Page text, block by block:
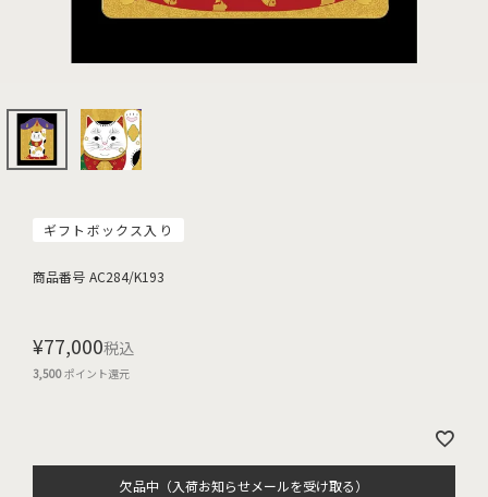
ギフトボックス入り
商品番号 AC284/K193
¥77,000税込
3,500ポイント還元
欠品中（入荷お知らせメールを受け取る）